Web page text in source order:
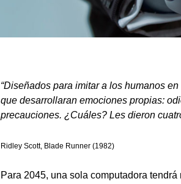
“Diseñados para imitar a los humanos
que desarrollaran emociones propias:
precauciones. ¿Cuáles? Les dieron
Ridley Scott, Blade Runner (1982)
Para 2045, una sola computadora